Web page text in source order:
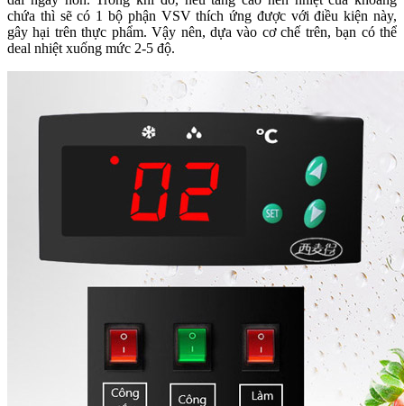
chứa thì sẽ có 1 bộ phận VSV thích ứng được với điều kiện này,
gây hại trên thực phẩm. Vậy nên, dựa vào cơ chế trên, bạn có thể
deal nhiệt xuống mức 2-5 độ.